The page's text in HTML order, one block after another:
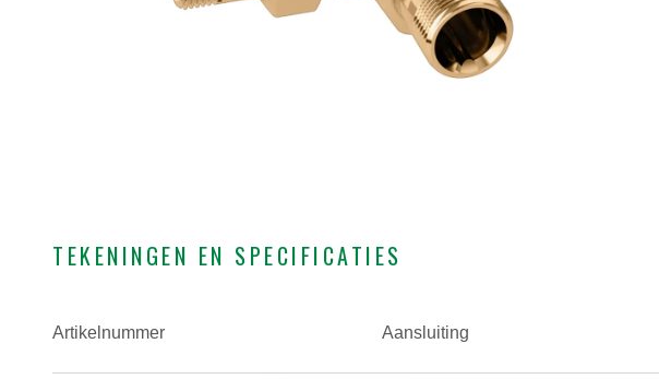
TEKENINGEN EN SPECIFICATIES
Artikelnummer Aansluiting